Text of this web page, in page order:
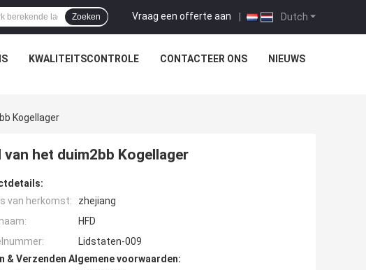
Dutch
Vraag een offerte aan |
Zoeken
KWALITEITSCONTROLE CONTACTEER ONS NIEUWS
Kogellager
het duim2bb Kogellager
van herkomst:
zhejiang
HFD
Lidstaten-009
& Verzenden Algemene voorwaarden: